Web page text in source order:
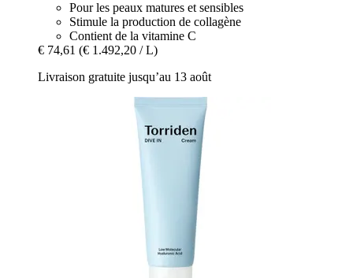
Pour les peaux matures et sensibles
Stimule la production de collagène
Contient de la vitamine C
€ 74,61 (€ 1.492,20 / L)
Livraison gratuite jusqu’au 13 août